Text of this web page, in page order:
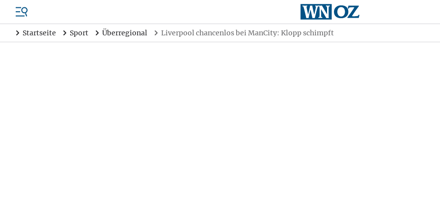
Startseite Sport Überregional Liverpool chancenlos bei ManCity: Klopp schimpft